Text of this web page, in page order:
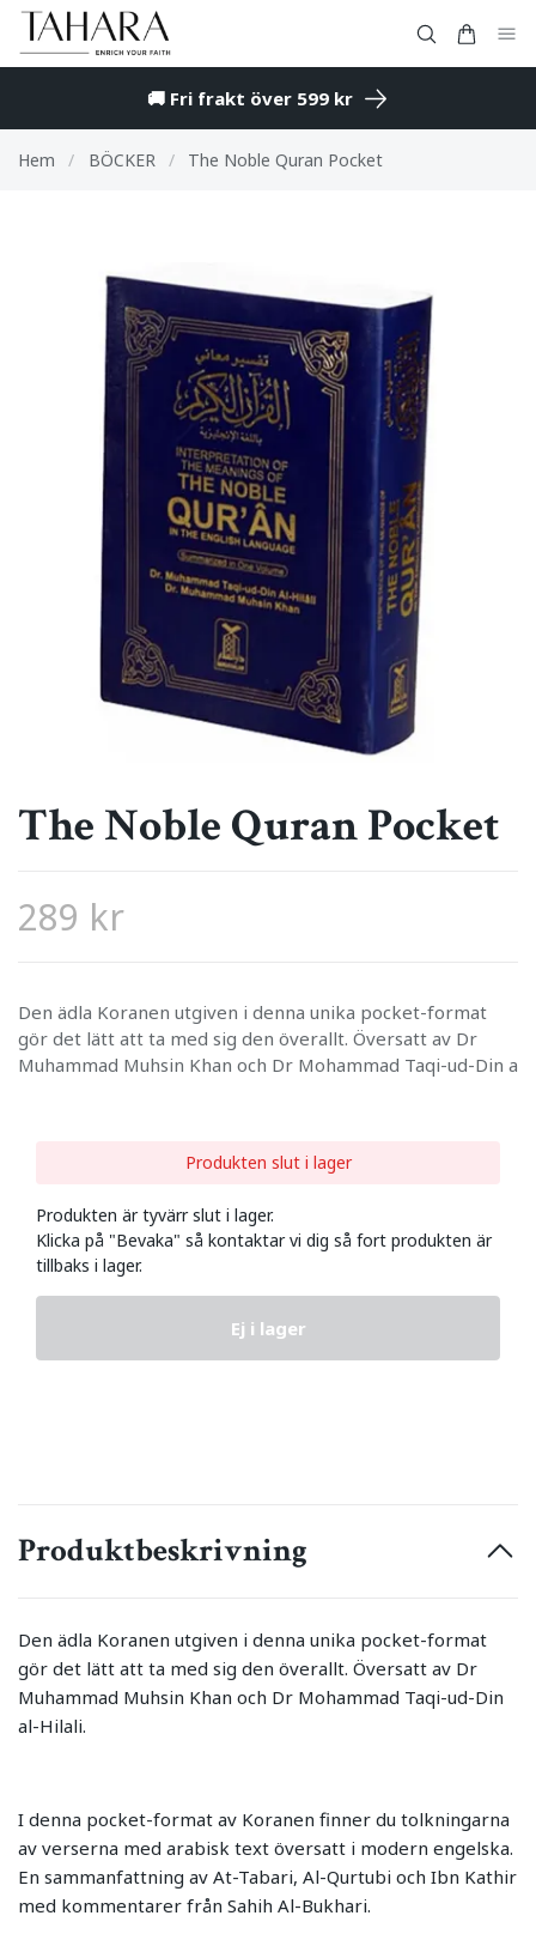
🚚 Fri frakt över 599 kr
Hem / BÖCKER / The Noble Quran Pocket
The Noble Quran Pocket
289 kr
Den ädla Koranen utgiven i denna unika pocket-format
gör det lätt att ta med sig den överallt. Översatt av Dr
Muhammad Muhsin Khan och Dr Mohammad Taqi-ud-Din a
Produkten slut i lager
Produkten är tyvärr slut i lager.
Klicka på "Bevaka" så kontaktar vi dig så fort produkten är
tillbaks i lager.
Ej i lager
Produktbeskrivning
Den ädla Koranen utgiven i denna unika pocket-format
gör det lätt att ta med sig den överallt. Översatt av Dr
Muhammad Muhsin Khan och Dr Mohammad Taqi-ud-Din
al-Hilali.
I denna pocket-format av Koranen finner du tolkningarna
av verserna med arabisk text översatt i modern engelska.
En sammanfattning av At-Tabari, Al-Qurtubi och Ibn Kathir
med kommentarer från Sahih Al-Bukhari.